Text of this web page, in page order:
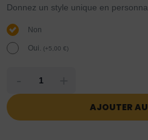
Donnez un style unique en
Non
Oui. (+5,00€)
AJOUTER